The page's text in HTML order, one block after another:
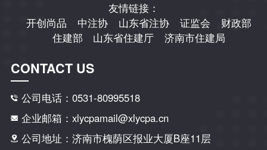
友情链接：
开创尚品
中注协 山东省注协 证监会
财政部
住建部
山东省住建厅 济南市住建局
CONTACT US
公司电话：0531-80995518
企业邮箱：xlycpamail@xlycpa.cn
公司地址：济南市槐荫区报业大厦B座11层